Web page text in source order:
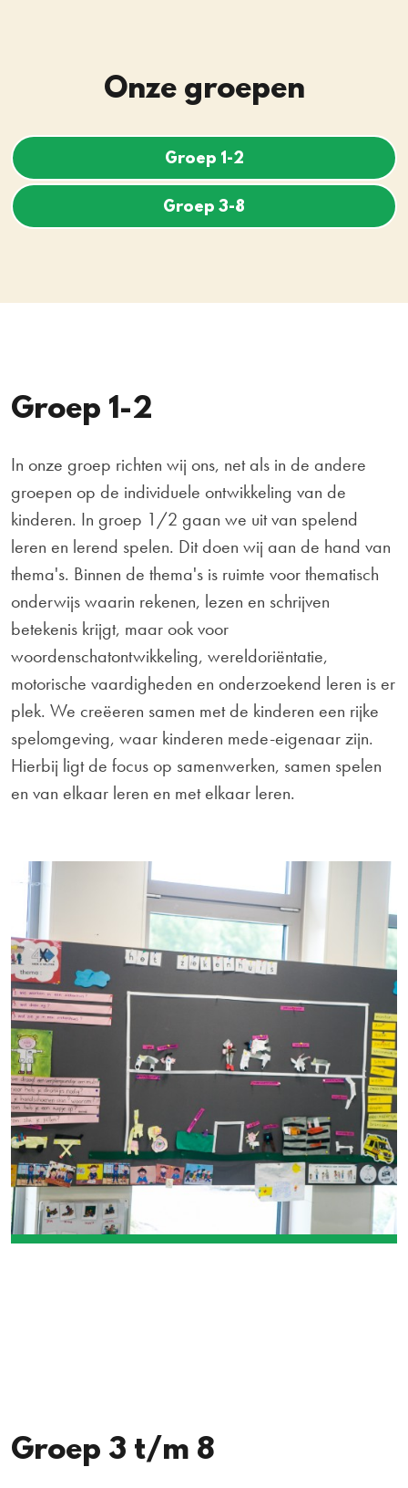
Onze groepen
Groep 1-2
Groep 3-8
Groep 1-2
In onze groep richten wij ons, net als in de andere
groepen op de individuele ontwikkeling van de
kinderen. In groep 1/2 gaan we uit van spelend
leren en lerend spelen. Dit doen wij aan de hand van
thema's. Binnen de thema's is ruimte voor thematisch
onderwijs waarin rekenen, lezen en schrijven
betekenis krijgt, maar ook voor
woordenschatontwikkeling, wereldoriëntatie,
motorische vaardigheden en onderzoekend leren is er
plek. We creëeren samen met de kinderen een rijke
spelomgeving, waar kinderen mede-eigenaar zijn.
Hierbij ligt de focus op samenwerken, samen spelen
en van elkaar leren en met elkaar leren.
Groep 3 t/m 8